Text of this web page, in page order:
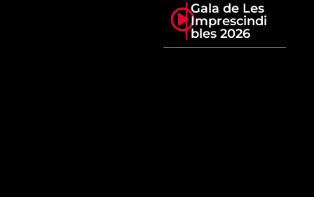
Gala de Les
Imprescindi
bles 2026